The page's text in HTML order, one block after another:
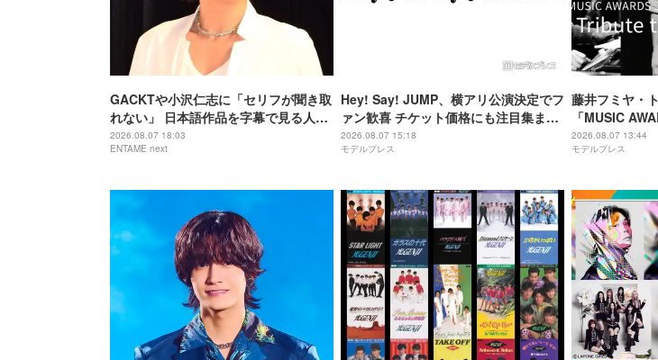
GACKTや小沢仁志に「セリフが聞き取
れない」 日本語作品を字幕で見る人が
増えている背景
2026.08.07 18:03
ENTAME next
Hey! Say! JUMP、横アリ公演決定でフ
ァン歓喜 チケット価格にも注目集まる
「激アツ」「平成に戻ったみたい」
2026.08.07 15:18
モデルプレス
藤井フミヤ・
「MUSIC
気2公演、
2026.08.07 13:44
モデルプレス